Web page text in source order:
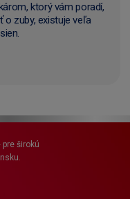
ktorý vám poradí,
zuby, existuje veľa
širokú